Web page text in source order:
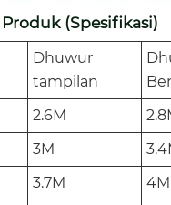
(Spesifikasi)
Dhuwur
tampilan
2.6M
3M
3.7M 4M